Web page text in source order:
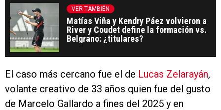
VER TAMBIÉN
Matías Viña y Kendry Páez volvieron a
River y Coudet define la formación vs.
Belgrano: ¿titulares?
El caso más cercano fue el de Lucas Zelarayán,
volante creativo de 33 años quien fue del gusto
de Marcelo Gallardo a fines del 2025 y en